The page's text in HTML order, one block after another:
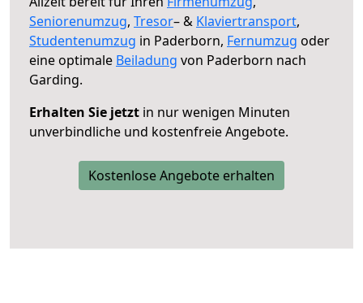
Seniorenumzug, Tresor– & Klaviertransport,
Studentenumzug in Paderborn, Fernumzug oder
eine optimale Beiladung von Paderborn nach
Garding.
Erhalten Sie jetzt in nur wenigen Minuten
unverbindliche und kostenfreie Angebote.
Kostenlose Angebote erhalten